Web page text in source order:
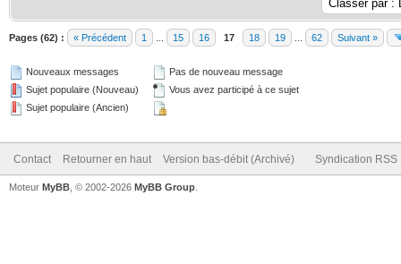
Pages (62) : « Précédent 1 15 16 17 18 19 62 Suivant »
Nouveaux messages
Sujet populaire (Nouveau)
Sujet populaire (Ancien)
Pas de nouveau message
Vous avez participé à ce sujet
Contact Retourner en haut Version bas-débit (Archivé) Syndication RSS
Moteur MyBB , © 2002-2026 MyBB Group